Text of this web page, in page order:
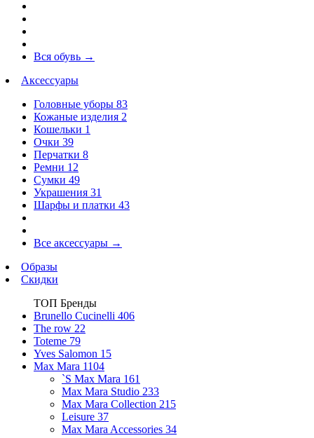
Вся обувь →
Аксессуары
Головные уборы 83
Кожаные изделия 2
Кошельки 1
Очки 39
Перчатки 8
Ремни 12
Сумки 49
Украшения 31
Шарфы и платки 43
Все аксессуары →
Образы
Скидки
ТОП Бренды
Brunello Cucinelli 406
The row 22
Toteme 79
Yves Salomon 15
Max Mara 1104
`S Max Mara 161
Max Mara Studio 233
Max Mara Collection 215
Leisure 37
Max Mara Accessories 34